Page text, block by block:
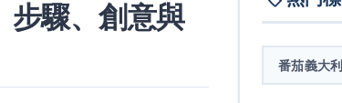
步驟、創意與
番茄義大